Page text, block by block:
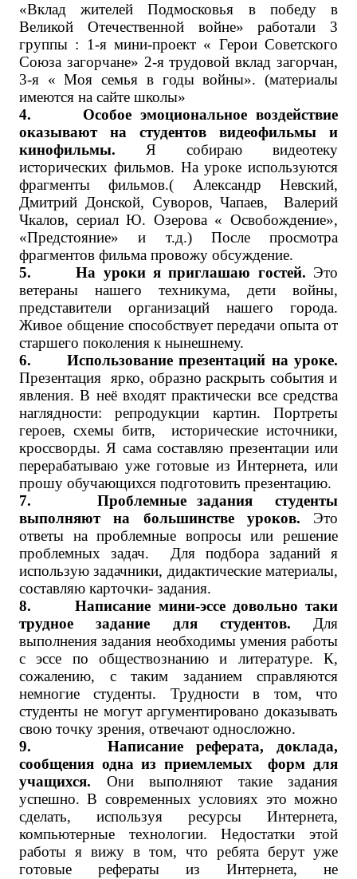
«Вклад жителей Подмосковья в победу в
Великой Отечественной войне» работали 3
группы : 1-я мини-проект « Герои Советского
Союза загорчане» 2-я трудовой вклад загорчан,
3-я « Моя семья в годы войны». (материалы
имеются на сайте школы»
4. Особое эмоциональное воздействие
оказывают на студентов видеофильмы и
кинофильмы. Я собираю видеотеку
исторических фильмов. На уроке используются
фрагменты фильмов.( Александр Невский,
Дмитрий Донской, Суворов, Чапаев, Валерий
Чкалов, сериал Ю. Озерова « Освобождение»,
«Предстояние» и т.д.) После просмотра
фрагментов фильма провожу обсуждение.
5. На уроки я приглашаю гостей. Это
ветераны нашего техникума, дети войны,
представители организаций нашего города.
Живое общение способствует передачи опыта от
старшего поколения к нынешнему.
6. Использование презентаций на уроке.
Презентация ярко, образно раскрыть события и
явления. В неё входят практически все средства
наглядности: репродукции картин. Портреты
героев, схемы битв, исторические источники,
кроссворды. Я сама составляю презентации или
перерабатываю уже готовые из Интернета, или
прошу обучающихся подготовить презентацию.
7. Проблемные задания студенты
выполняют на большинстве уроков. Это
ответы на проблемные вопросы или решение
проблемных задач. Для подбора заданий я
использую задачники, дидактические материалы,
составляю карточки- задания.
8. Написание мини-эссе довольно таки
трудное задание для студентов. Для
выполнения задания необходимы умения работы
с эссе по обществознанию и литературе. К,
сожалению, с таким заданием справляются
немногие студенты. Трудности в том, что
студенты не могут аргументировано доказывать
свою точку зрения, отвечают односложно.
9. Написание реферата, доклада,
сообщения одна из приемлемых форм для
учащихся. Они выполняют такие задания
успешно. В современных условиях это можно
сделать, используя ресурсы Интернета,
компьютерные технологии. Недостатки этой
работы я вижу в том, что ребята берут уже
готовые рефераты из Интернета, не